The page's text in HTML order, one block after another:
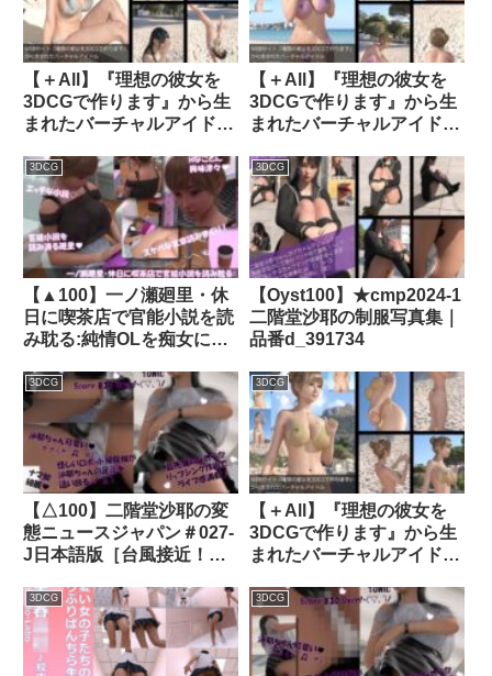
Libido-Labo
【＋All】『理想の彼女を
3DCGで作ります』から生
まれたバーチャルアイドル
や）」のグラドル撮影風写
真集:Gradol_12｜
d_295284│ Libido-Labo
【＋All】『理想の彼女を
3DCGで作ります』から生
まれたバーチャルアイドル
ぐり）」のグラドル撮影風
写真集:Gradol_25｜
d_285282│ Libido-Labo
3DCG
【▲100】一ノ瀬廻里・休
日に喫茶店で官能小説を読
み耽る:純情OLを痴女に育
出会い編）｜d_769145
3DCG
【Oyst100】★cmp2024-1
二階堂沙耶の制服写真集｜
品番d_391734
3DCG
【△100】二階堂沙耶の変
態ニュースジャパン＃027-
J日本語版［台風接近！エ
ーが出社できずピンチヒッ
ター！スケベ掃除ロボによ
る盗撮！PV10青ストライ
プフルバックパンティ］｜
3DCG
【＋All】『理想の彼女を
3DCGで作ります』から生
まれたバーチャルアイドル
ぐり）」のグラドル撮影風
写真集:Gradol_35｜
d_290560│ Libido-Labo
3DCG 3DCG